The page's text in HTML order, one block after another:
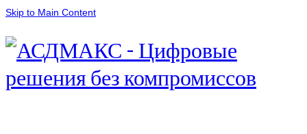
Skip to Main Content